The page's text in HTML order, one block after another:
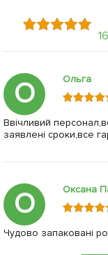
О Ольга
Ввічливий
заявлені сроки,все
О Оксана
Чудово запаковані